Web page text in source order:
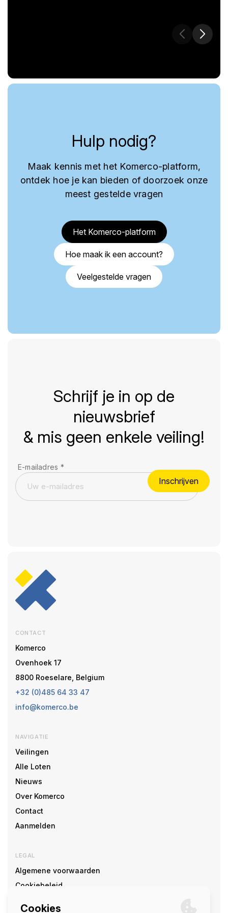
Hulp nodig?
Maak kennis met het Komerco-platform,
ontdek hoe je kan bieden of doorzoek onze
meest gestelde vragen
Het Komerco-platform
Hoe maak ik een account?
Veelgestelde vragen
Schrijf je in op de
nieuwsbrief
& mis geen enkele veiling!
E-mailadres *
Inschrijven
CONTACT
Komerco
Ovenhoek 17
8800 Roeselare, Belgium
+32 (0)485 64 33 47
info@komerco.be
NAVIGATIE
Veilingen
Alle Loten
Nieuws
Over Komerco
Contact
Aanmelden
LEGAL
Algemene voorwaarden
Cookiebeleid